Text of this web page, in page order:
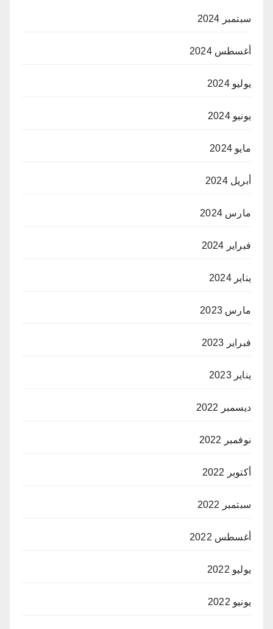
سبتمبر 2024
أغسطس 2024
يوليو 2024
يونيو 2024
مايو 2024
أبريل 2024
مارس 2024
فبراير 2024
يناير 2024
مارس 2023
فبراير 2023
يناير 2023
ديسمبر 2022
نوفمبر 2022
أكتوبر 2022
سبتمبر 2022
أغسطس 2022
يوليو 2022
يونيو 2022